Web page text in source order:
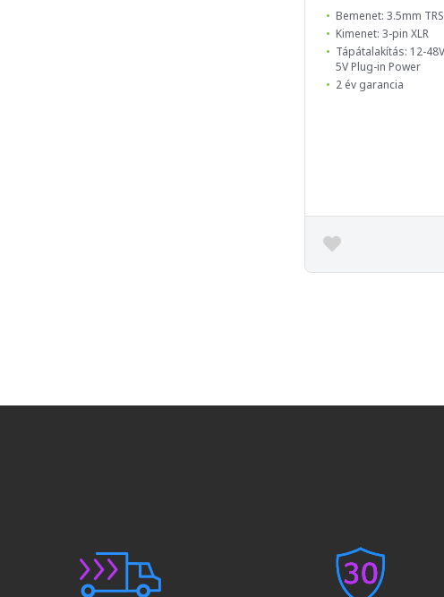
Bemenet: 3.5mm TRS
Kimenet: 3-pin XLR
Tápátalakítás: 12-
5V Plug-in Power
2 év garancia